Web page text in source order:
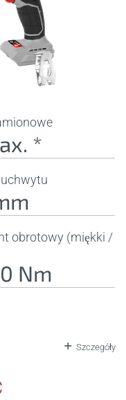
*
obrotowy (miękki /
Nm
Szczegóły